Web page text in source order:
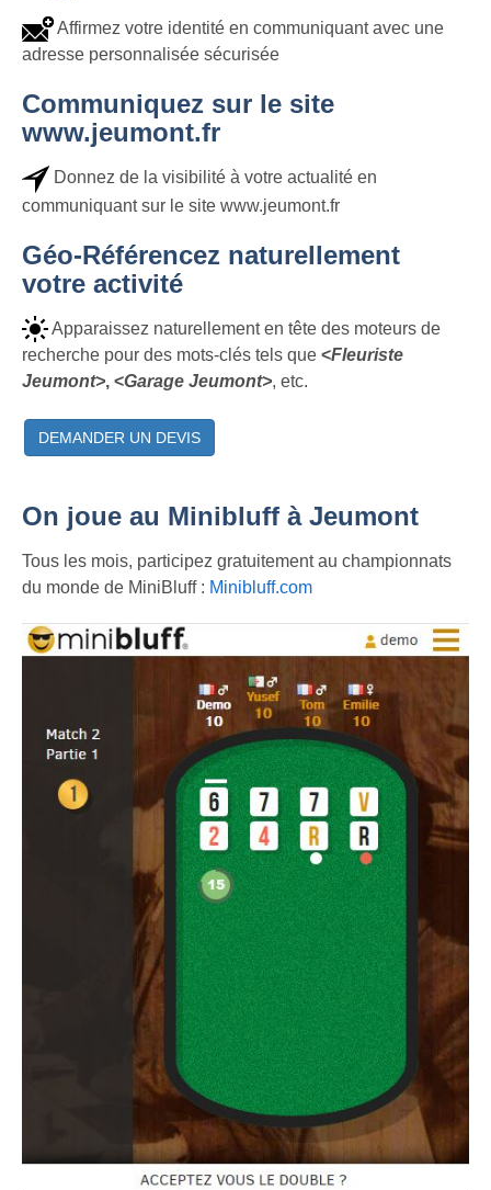
Affirmez votre identité en communiquant avec une
adresse personnalisée sécurisée
Communiquez sur le site
www.jeumont.fr
Donnez de la visibilité à votre actualité en
communiquant sur le site www.jeumont.fr
Géo-Référencez naturellement
votre activité
Apparaissez naturellement en tête des moteurs de
recherche pour des mots-clés tels que <Fleuriste
Jeumont>, <Garage Jeumont>, etc.
DEMANDER UN DEVIS
On joue au Minibluff à Jeumont
Tous les mois, participez gratuitement au championnats
du monde de MiniBluff : Minibluff.com